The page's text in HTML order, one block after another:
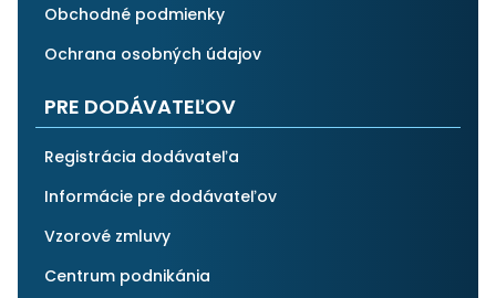
Obchodné podmienky
Ochrana osobných údajov
PRE DODÁVATEĽOV
Registrácia dodávateľa
Informácie pre dodávateľov
Vzorové zmluvy
Centrum podnikánia